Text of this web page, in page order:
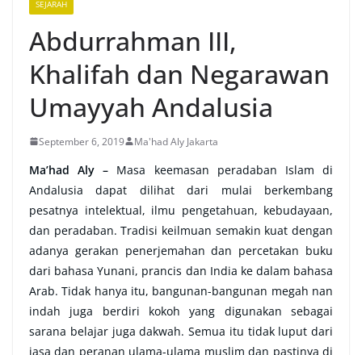
SEJARAH
Abdurrahman III,
Khalifah dan Negarawan
Umayyah Andalusia
September 6, 2019 Ma'had Aly Jakarta
Ma’had Aly – Masa keemasan peradaban Islam di
Andalusia dapat dilihat dari mulai berkembang
pesatnya intelektual, ilmu pengetahuan, kebudayaan,
dan peradaban. Tradisi keilmuan semakin kuat dengan
adanya gerakan penerjemahan dan percetakan buku
dari bahasa Yunani, prancis dan India ke dalam bahasa
Arab. Tidak hanya itu, bangunan-bangunan megah nan
indah juga berdiri kokoh yang digunakan sebagai
sarana belajar juga dakwah. Semua itu tidak luput dari
jasa dan peranan ulama-ulama muslim dan pastinya di